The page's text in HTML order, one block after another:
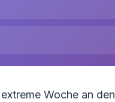
Woche an den